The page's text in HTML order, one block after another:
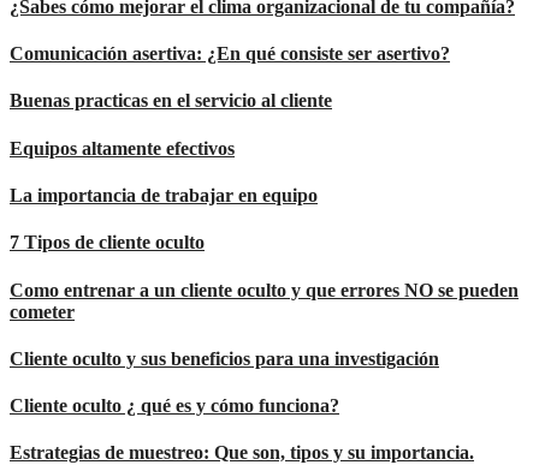
¿Sabes cómo mejorar el clima organizacional de tu compañía?
Comunicación asertiva: ¿En qué consiste ser asertivo?
Buenas practicas en el servicio al cliente
Equipos altamente efectivos
La importancia de trabajar en equipo
7 Tipos de cliente oculto
Como entrenar a un cliente oculto y que errores NO se pueden
cometer
Cliente oculto y sus beneficios para una investigación
Cliente oculto ¿ qué es y cómo funciona?
Estrategias de muestreo: Que son, tipos y su importancia.